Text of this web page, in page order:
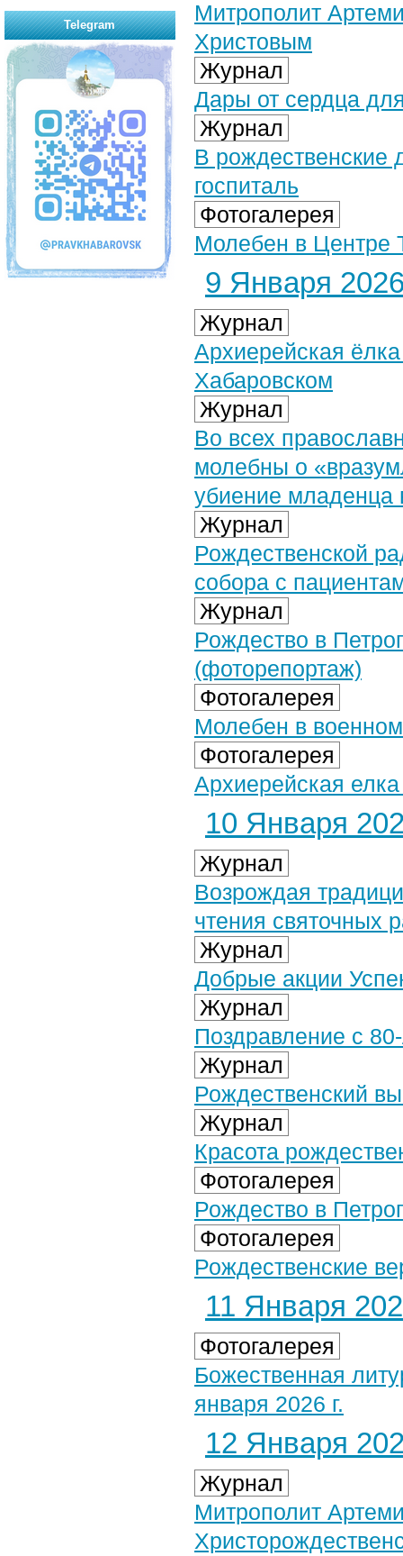
Митрополит
Христовым
Журнал
Дары от сердца
Журнал
В рождественские
госпиталь
Фотогалерея
Молебен в Центре
9 Января 2026
Журнал
Архиерейская
Хабаровском
Журнал
Во всех
молебны о
убиение младенца
Журнал
Рождественской
собора с
Журнал
Рождество в
(фоторепортаж)
Фотогалерея
Молебен в военном
Фотогалерея
Архиерейская
10 Января
Журнал
Возрождая
чтения святочных
Журнал
Добрые акции
Журнал
Поздравление с
Журнал
Рождественский
Журнал
Красота
Фотогалерея
Рождество в
Фотогалерея
Рождественские
11 Января
Фотогалерея
Божественная
января 2026 г.
12 Января
Журнал
Митрополит
Telegram